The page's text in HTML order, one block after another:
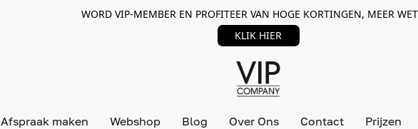
WORD VIP-MEMBER EN PROFITEER VAN HOGE KORTINGEN, MEER
KLIK HIER
Afspraak maken Webshop Blog Over Ons Contact Prijzen